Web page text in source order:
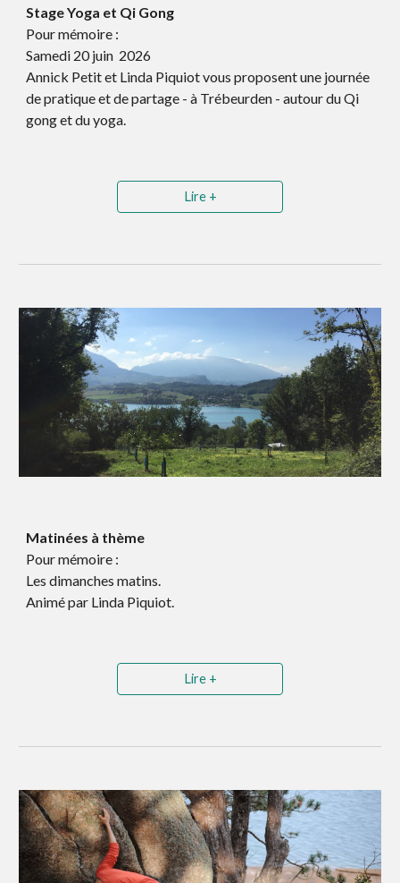
Stage Yoga et Qi Gong
Pour mémoire :
Samedi 20 juin 2026
Annick Petit et Linda Piquiot vous proposent une journée
de pratique et de partage - à Trébeurden - autour du Qi
gong et du yoga.
Lire +
Matinées à thème
Pour mémoire :
Les dimanchesmatins.
Animé par Linda Piquiot.
Lire +